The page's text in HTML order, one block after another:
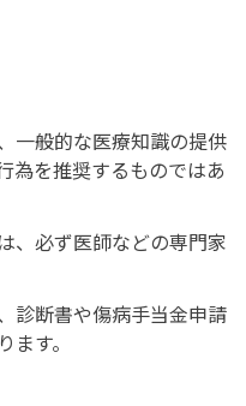
一般的な医療知識の提供
為を推奨するものではあ
、必ず医師などの専門家
診断書や傷病手当金申請
す。